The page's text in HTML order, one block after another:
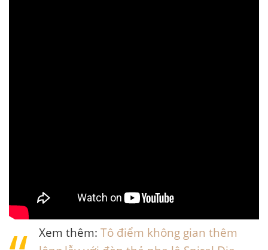
Xem thêm: Tô điểm không gian thêm